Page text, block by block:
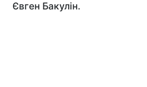
Євген Бакулін.